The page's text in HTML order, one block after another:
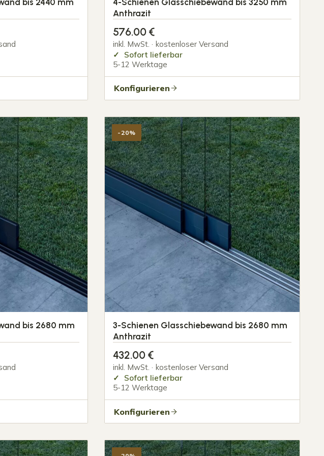
Anthrazit
576.00 €
inkl. MwSt. · kostenloser Versand
Sofort lieferbar
5-12 Werktage
Konfigurieren
bis 2680 mm
-20%
3-Schienen Glasschiebewand bis 2680 mm
Anthrazit
432.00 €
inkl. MwSt. · kostenloser Versand
Sofort lieferbar
5-12 Werktage
Konfigurieren